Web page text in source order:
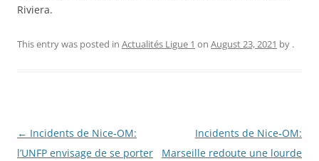
Riviera.
This entry was posted in Actualités Ligue 1 on August 23, 2021 by .
Post
navigation
← Incidents de Nice-OM:
l’UNFP envisage de se porter
Incidents de Nice-OM:
Marseille redoute une lourde